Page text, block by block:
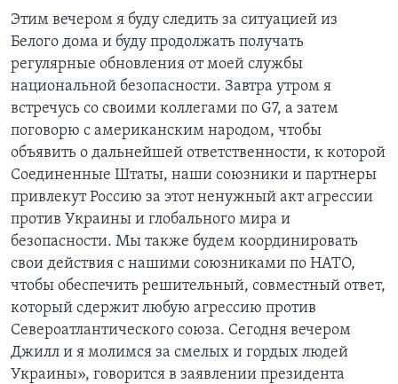
Этим вечером я буду следить за ситуацией из
Белого дома и буду продолжать получать
регулярные обновления от моей службы
национальной безопасности. Завтра утром я
встречусь со своими коллегами по G7, а затем
поговорю с американским народом, чтобы
объявить о дальнейшей ответственности, к которой
Соединенные Штаты, наши союзники и партнеры
привлекут Россию за этот ненужный акт агрессии
против Украины и глобального мира и
безопасности. Мы также будем координировать
свои действия с нашими союзниками по НАТО,
чтобы обеспечить решительный, совместный ответ,
который сдержит любую агрессию против
Североатлантического союза. Сегодня вечером
Джилл и я молимся за смелых и гордых людей
Украины», говорится в заявлении президента